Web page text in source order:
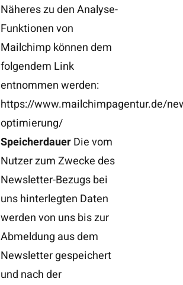
Näheres zu den Analyse-
Funktionen von
Mailchimp können dem
folgendem Link
entnommen werden:
https://www.mailchimpagentur.de/
optimierung/
SpeicherdauerDie vom
Nutzer zum Zwecke des
Newsletter-Bezugs bei
uns hinterlegten Daten
werden von uns bis zur
Abmeldung aus dem
Newsletter gespeichert
und nach der